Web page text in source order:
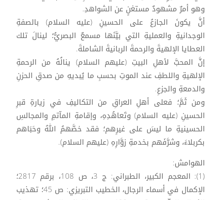
وهو أمرٌ مشهودٌ مستغنٍ عن الشواهدِ.
أنَّ يكونَ الجازعُ على الحسينِ (عليه السلام) بالصفةِ
الوجدانيةِ والعمليةِ التي بيَّنَها مسمعٌ البصريُّ؛ لينالَ تلك
العطايا الإلهيةَ والرحمةَ الربانيةَ الشاملةَ.
إنَّ المحبَّ لأهلِ البيتِ (عليهم السلام) ينالُهُ من الرحمةِ
الإلهيةِ واللطفِ عند الموتِ بحسبِ ما يُبديهِ من صدقِ الحزنِ
والدمعةِ والجزعِ.
ومن ثَمَّ؛ فعلى أهلِ العراقِ من التكاليفِ في زيارةِ قبرِ
الحسينِ (عليه السلام) وتَعاهُدِهِ، وإقامةِ المآتمِ والمجالسِ
الحسينيةِ ما ليسَ على غيرِهم؛ فقد خصَّهمُ اللهُ وحَبَاهم
بكربلاءَ، وشرَّفَهم بخدمةِ زوَّارِهِ (عليهم السلام).
الهوامش:
(1): المعجم الكبير، الطبراني: ج 3، ص 108، برقم 2817؛
الإكمال في أسماء الرجال، الخطيب التبريزي: ص 45؛ تهذيب